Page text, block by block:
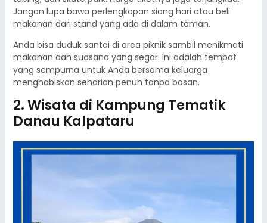
Jangan lupa bawa perlengkapan siang hari atau beli
makanan dari stand yang ada di dalam taman.
Anda bisa duduk santai di area piknik sambil menikmati
makanan dan suasana yang segar. Ini adalah tempat
yang sempurna untuk Anda bersama keluarga
menghabiskan seharian penuh tanpa bosan.
2. Wisata di Kampung Tematik
Danau Kalpataru